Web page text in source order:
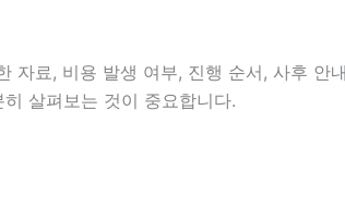
료, 비용 발생 여부, 진행 순서, 사후 안
살펴보는 것이 중요합니다.